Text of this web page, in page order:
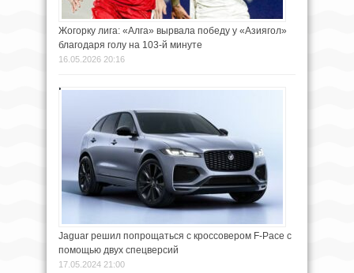
Жогорку лига: «Алга» вырвала победу у «Азиягол»
благодаря голу на 103-й минуте
16.05.2026 20:16
Jaguar решил попрощаться с кроссовером F-Pace с
помощью двух спецверсий
17.05.2024 21:00